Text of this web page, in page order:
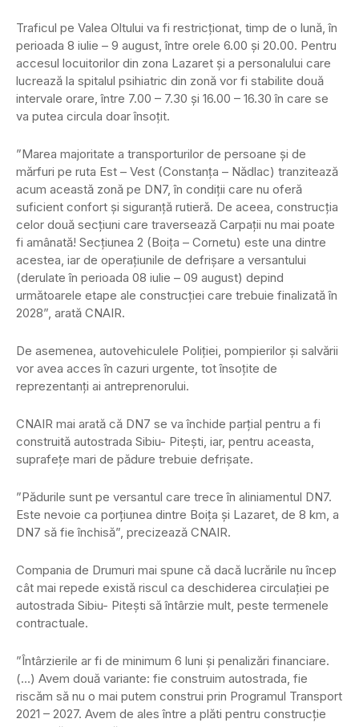
Traficul pe Valea Oltului va fi restricționat, timp de o lună, în
perioada 8 iulie – 9 august, între orele 6.00 şi 20.00. Pentru
accesul locuitorilor din zona Lazaret şi a personalului care
lucrează la spitalul psihiatric din zonă vor fi stabilite două
intervale orare, între 7.00 – 7.30 şi 16.00 – 16.30 în care se
va putea circula doar însoţit.
”Marea majoritate a transporturilor de persoane și de
mărfuri pe ruta Est – Vest (Constanța – Nădlac) tranzitează
acum această zonă pe DN7, în condiții care nu oferă
suficient confort și siguranță rutieră. De aceea, construcția
celor două secțiuni care traversează Carpații nu mai poate
fi amânată! Secțiunea 2 (Boița – Cornetu) este una dintre
acestea, iar de operațiunile de defrișare a versantului
(derulate în perioada 08 iulie – 09 august) depind
următoarele etape ale construcției care trebuie finalizată în
2028”, arată CNAIR.
De asemenea, autovehiculele Poliţiei, pompierilor şi salvării
vor avea acces în cazuri urgente, tot însoţite de
reprezentanţi ai antreprenorului.
CNAIR mai arată că DN7 se va închide parţial pentru a fi
construită autostrada Sibiu- Piteşti, iar, pentru aceasta,
suprafeţe mari de pădure trebuie defrişate.
”Pădurile sunt pe versantul care trece în aliniamentul DN7.
Este nevoie ca porţiunea dintre Boiţa şi Lazaret, de 8 km, a
DN7 să fie închisă”, precizează CNAIR.
Compania de Drumuri mai spune că dacă lucrările nu încep
cât mai repede există riscul ca deschiderea circulaţiei pe
autostrada Sibiu- Piteşti să întârzie mult, peste termenele
contractuale.
”Întârzierile ar fi de minimum 6 luni şi penalizări financiare.
(…) Avem două variante: fie construim autostrada, fie
riscăm să nu o mai putem construi prin Programul Transport
2021 – 2027. Avem de ales între a plăti pentru construcţie